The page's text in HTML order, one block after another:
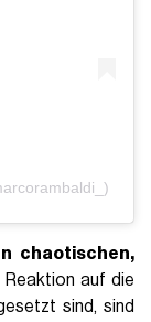
chaotischen,
Reaktion auf die
sind, sind